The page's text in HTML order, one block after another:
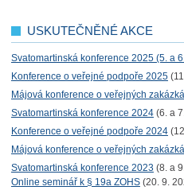
USKUTEČNĚNÉ AKCE
Svatomartinská konference 2025 (5. a
Konference o veřejné podpoře 2025
Májová konference o veřejných
Svatomartinská konference 2024(6. a
Konference o veřejné podpoře 2024
Májová konference o veřejných
Svatomartinská konference 2023 (8. a
Online seminář k § 19a ZOHS(20. 9.